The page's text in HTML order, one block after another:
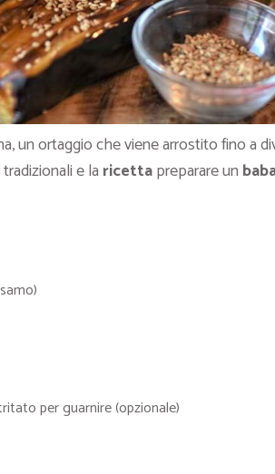
un ortaggio che viene arrostito fino a
e la ricettapreparare un
per guarnire (opzionale)